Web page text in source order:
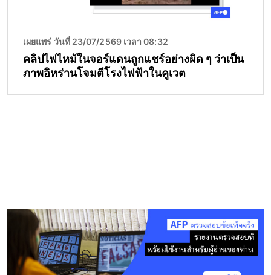
เผยแพร่ วันที่ 23/07/2569 เวลา 08:32
คลิปไฟไหม้ในจอร์แดนถูกแชร์อย่างผิด ๆ ว่าเป็น
ภาพอิหร่านโจมตีโรงไฟฟ้าในคูเวต